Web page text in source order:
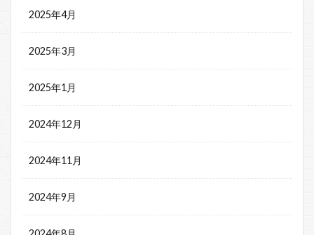
2025年4月
2025年3月
2025年1月
2024年12月
2024年11月
2024年9月